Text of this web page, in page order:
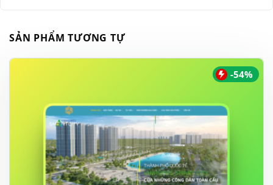
SẢN PHẨM TƯƠNG TỰ
-54%